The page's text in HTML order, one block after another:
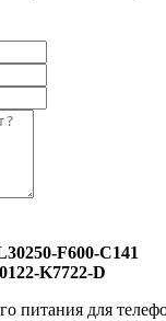
F600-C141
K7722-D
питания для